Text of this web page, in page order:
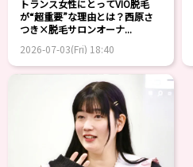
トランス女性にとってVIO脱毛
が“超重要”な理由とは？西原さ
つき×脱毛サロンオーナ...
2026-07-03(Fri) 18:40